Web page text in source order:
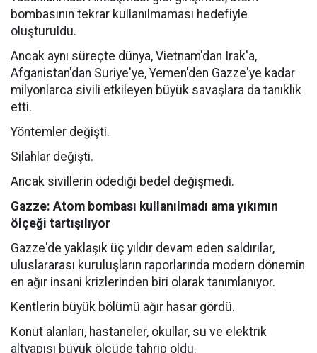
bombasının tekrar kullanılmaması hedefiyle
oluşturuldu.
Ancak aynı süreçte dünya, Vietnam'dan Irak'a,
Afganistan'dan Suriye'ye, Yemen'den Gazze'ye kadar
milyonlarca sivili etkileyen büyük savaşlara da tanıklık
etti.
Yöntemler değişti.
Silahlar değişti.
Ancak sivillerin ödediği bedel değişmedi.
Gazze: Atom bombası kullanılmadı ama yıkımın
ölçeği tartışılıyor
Gazze'de yaklaşık üç yıldır devam eden saldırılar,
uluslararası kuruluşların raporlarında modern dönemin
en ağır insani krizlerinden biri olarak tanımlanıyor.
Kentlerin büyük bölümü ağır hasar gördü.
Konut alanları, hastaneler, okullar, su ve elektrik
altyapısı büyük ölçüde tahrip oldu.